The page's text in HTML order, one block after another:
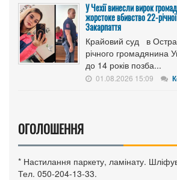
У Чехії винесли вирок
жорстоке вбивство 22-річної
Закарпаття
Крайовий суд в
річного громадянина
до 14 років позба...
01.08.2026 15:09
ОГОЛОШЕННЯ
* Настилання паркету, ламінату.
Тел. 050-204-13-33.